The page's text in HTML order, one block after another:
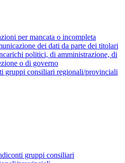
per mancata o incompleta
dei dati da parte dei titolari
politici, di amministrazione, di
o di governo
gruppi consiliari regionali/provinciali
gruppi consiliari